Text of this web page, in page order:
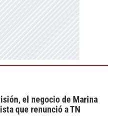
el negocio de Marina
que renunció a TN